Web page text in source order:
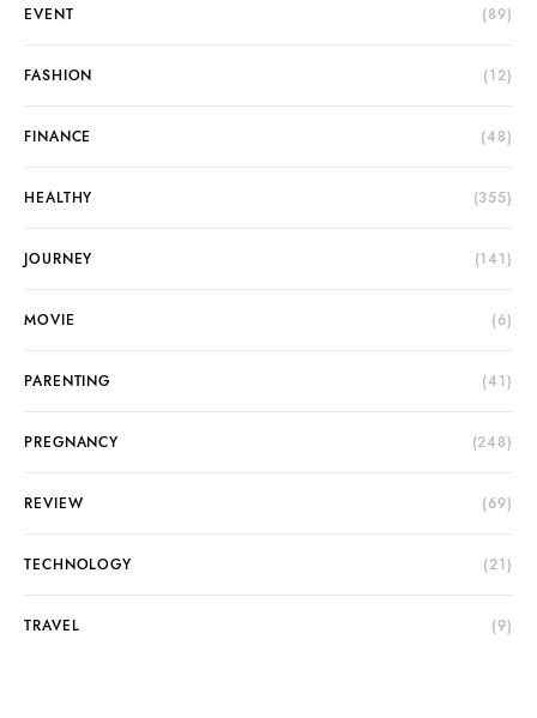
EVENT (89)
FASHION (12)
FINANCE (48)
HEALTHY (355)
JOURNEY (141)
MOVIE (6)
PARENTING (41)
PREGNANCY (248)
REVIEW (69)
TECHNOLOGY (21)
TRAVEL (9)